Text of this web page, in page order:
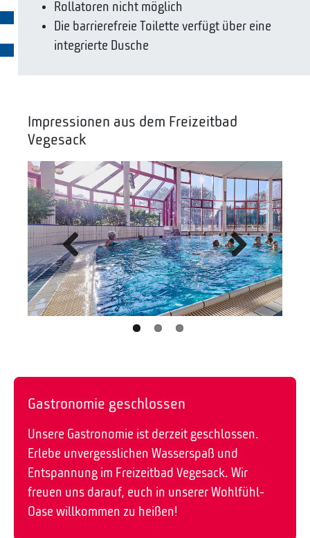
Rollatoren nicht möglich
Die barrierefreie Toilette verfügt über eine
integrierte Dusche
Impressionen aus dem Freizeitbad
Vegesack
Zurück Weiter
Gastronomie geschlossen
Unsere Gastronomie ist derzeit geschlossen.
Erlebe unvergesslichen Wasserspaß und
Entspannung im Freizeitbad Vegesack. Wir
freuen uns darauf, euch in unserer Wohlfühl-
Oase willkommen zu heißen!